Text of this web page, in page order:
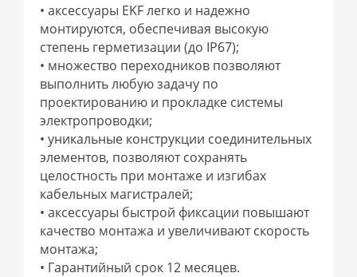
• аксессуары EKF легко и надежно
монтируются, обеспечивая высокую
степень герметизации (до IP67);
• множество переходников позволяют
выполнить любую задачу по
проектированию и прокладке системы
электропроводки;
• уникальные конструкции соединительных
элементов, позволяют сохранять
целостность при монтаже и изгибах
кабельных магистралей;
• аксессуары быстрой фиксации повышают
качество монтажа и увеличивают скорость
монтажа;
• Гарантийный срок 12 месяцев.